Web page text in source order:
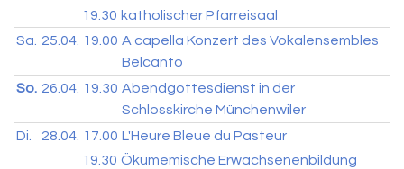
19.30 katholischer Pfarreisaal
Sa. 25.04. 19.00 A capella Konzert des Vokalensembles
Belcanto
So. 26.04. 19.30 Abendgottesdienst in der
Schlosskirche Münchenwiler
Di.
28.04. 17.00 L'Heure Bleue du Pasteur
19.30 Ökumemische Erwachsenenbildung